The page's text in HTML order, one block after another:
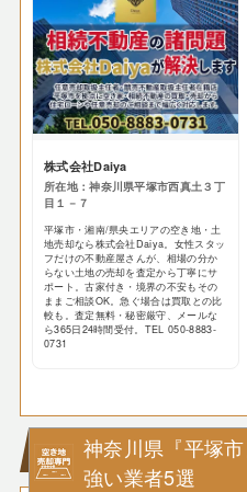
株式会社Daiya
所在地：神奈川県平塚市西真土３丁
目１－７
平塚市・湘南/県央エリアの空き地・土
地売却なら株式会社Daiya。女性スタッ
フだけの不動産屋さんが、相場の分か
らない土地の売却を査定から丁寧にサ
ポート。古家付き・境界の不安もその
ままご相談OK。急ぐ場合は買取との比
較も。査定無料・秘密厳守、メールな
ら365日24時間受付。TEL 050-8883-
0731
神奈川県『平塚
強い業者5選